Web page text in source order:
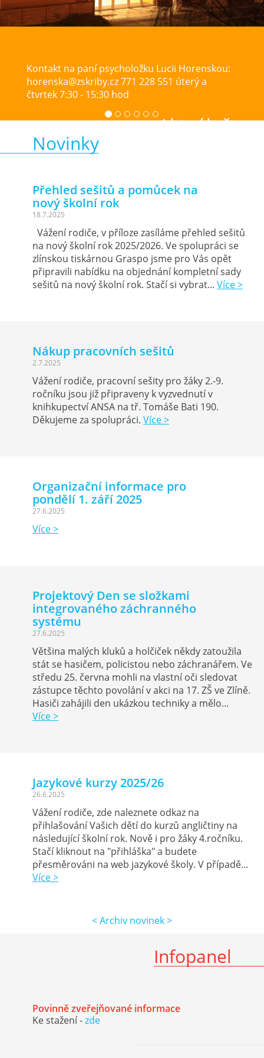
Aktuálně
Lucii Horenskou:
771 228 551 úterý a
hod
Byli jsme
školám.
Novinky
Přehled sešitů a pomůcek na
nový školní rok
18.7.2025
Vážení rodiče, v příloze zasíláme přehled sešitů
na nový školní rok 2025/2026. Ve spolupráci se
zlínskou tiskárnou Graspo jsme pro Vás opět
připravili nabídku na objednání kompletní sady
sešitů na nový školní rok. Stačí si vybrat... Více >
​Nákup pracovních sešitů
2.7.2025
Vážení rodiče, pracovní sešity pro žáky 2.-9.
ročníku jsou již připraveny k vyzvednutí v
knihkupectví ANSA na tř. Tomáše Bati 190.
Děkujeme za spolupráci. Více >
Organizační informace pro
pondělí 1. září 2025
27.6.2025
Více >
Projektový Den se složkami
integrovaného záchranného
systému
27.6.2025
Většina malých kluků a holčiček někdy zatoužila
stát se hasičem, policistou nebo záchranářem. Ve
středu 25. června mohli na vlastní oči sledovat
zástupce těchto povolání v akci na 17. ZŠ ve Zlíně.
Hasiči zahájili den ukázkou techniky a mělo...
Více >
Jazykové kurzy 2025/26
26.6.2025
Vážení rodiče, zde naleznete odkaz na
přihlašování Vašich dětí do kurzů angličtiny na
následující školní rok. Nově i pro žáky 4.ročníku.
Stačí kliknout na "přihláška" a budete
přesměrováni na web jazykové školy. V případě...
Více >
< Archiv novinek >
Infopanel
Povinně zveřejňované informace
Ke stažení -zde